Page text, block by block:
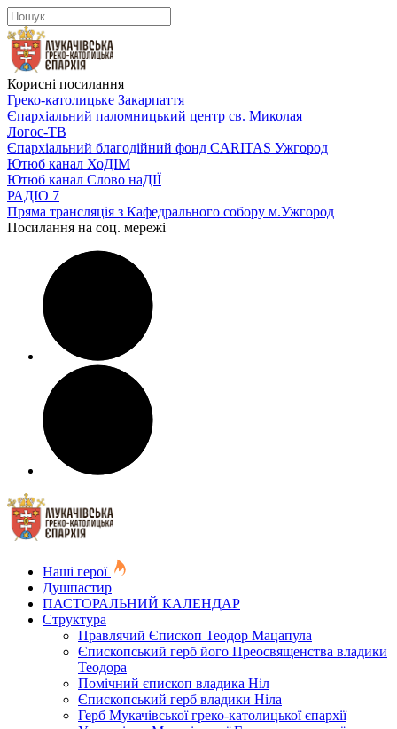
Корисні посилання
Греко-католицьке Закарпаття
Єпархіальний паломницький центр св. Миколая
Логос-ТВ
Єпархіальний благодійний фонд CARITAS Ужгород
Ютюб канал ХоДІМ
Ютюб канал Слово наДІЇ
РАДІО 7
Пряма трансляція з Кафедрального собору м.Ужгород
Посилання на соц. мережі
Наші герої
Душпастир
ПАСТОРАЛЬНИЙ КАЛЕНДАР
Структура
Правлячий Єпископ Теодор Мацапула
Єпископський герб його Преосвященства владики
Теодора
Помічний єпископ владика Ніл
Єпископський герб владики Ніла
Герб Мукачівської греко-католицької єпархії